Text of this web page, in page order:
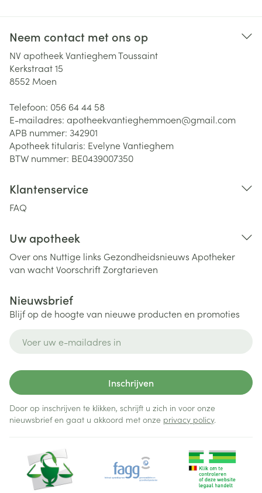
Neem contact met ons op
NV apotheek Vantieghem Toussaint
Kerkstraat 15
8552 Moen
Telefoon: 056 64 44 58
E-mailadres: apotheekvantieghemmoen@gmail.com
APB nummer: 342901
Apotheek titularis: Evelyne Vantieghem
BTW nummer: BE0439007350
Klantenservice
FAQ
Uw apotheek
Over ons Nuttige links Gezondheidsnieuws Apotheker
van wachtVoorschriftZorgtarieven
Nieuwsbrief
Blijf op de hoogte van nieuwe producten en promoties
Inschrijven
Door op inschrijven te klikken, schrijft u zich in voor onze
nieuwsbrief en gaat u akkoord met onze privacy policy.